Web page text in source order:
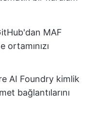
MAF
ortamınızı
AI Foundry kimlik
bağlantılarını